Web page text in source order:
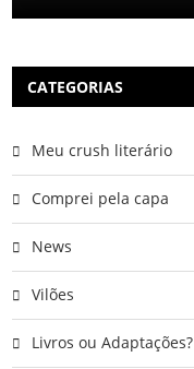
CATEGORIAS
Meu crush literário
Comprei pela capa
News
Vilões
Livros ou Adaptações?